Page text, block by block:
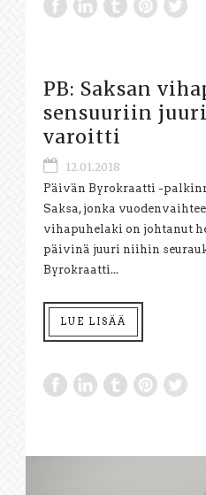
PB: Saksan
sensuuriin
varoitti
12.01.2018
Päivän Byrokraatti -
Saksa, jonka
vihapuhelaki on johtanut
päivinä juuri niihin
Byrokraatti...
LUE LISÄÄ